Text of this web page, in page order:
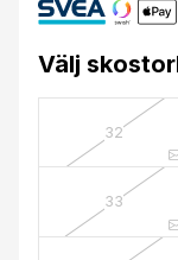
Välj
32
33